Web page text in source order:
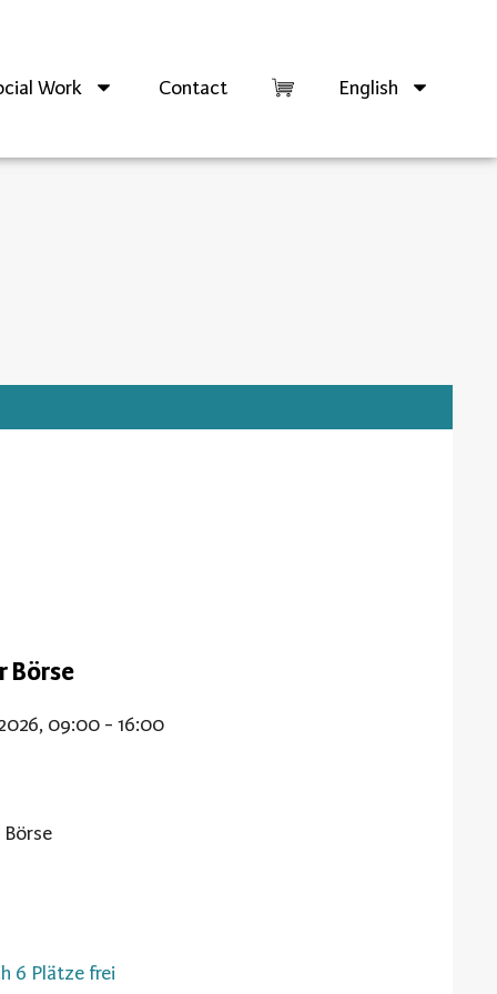
Work Contact English
Börse
09:00 - 16:00
6 Plätze frei